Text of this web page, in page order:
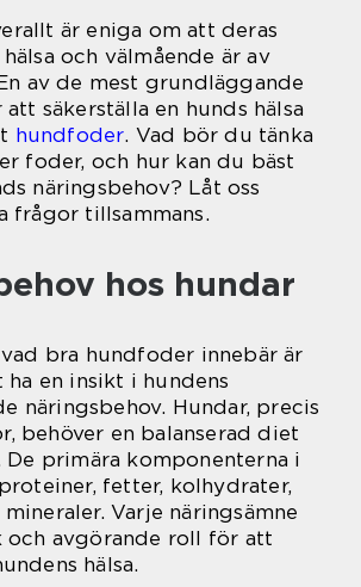
är eniga om att deras
och välmående är av
av de mest grundläggande
säkerställa en hunds hälsa
hundfoder. Vad bör du tänka
foder, och hur kan du bäst
näringsbehov? Låt oss
frågor tillsammans.
hos hundar
bra hundfoder innebär är
en insikt i hundens
näringsbehov. Hundar, precis
behöver en balanserad diet
primära komponenterna i
fetter, kolhydrater,
Varje näringsämne
och avgörande roll för att
hälsa.